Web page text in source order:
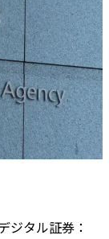
ジタル証券：